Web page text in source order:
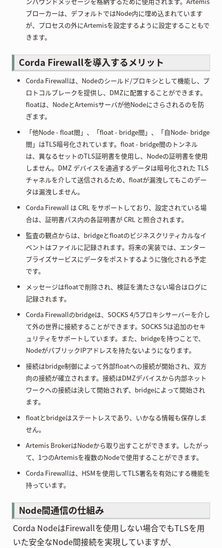
ブローカーは、デフォルトではNode内に埋め込まれています
が、プロセスの外にArtemisを設定するように設定することもで
きます。
Corda Firewallを導入するメリット
Corda Firewallは、Nodeのシールド/プロキシとして機能し、プ
ロトコルブレークを提供し、DMZに配置することができます。
floatは、NodeとArtemisサーバが他Nodeにさらされるのを防
ぎます。
「他Node - float間」、「float - bridge間」、「自Node- bridge
間」はTLS暗号化されています。float - bridge間のトンネル
は、異なるセットのTLS証明書を使用し、Nodeの証明書を使用
しません。DMZ デバイスを通過するデータは暗号化された TLS
チャネルを介して送信されるため、floatが漏洩してもこのデー
タは漏洩しません。
Corda Firewall は CRL をサポートしており、設定されている場
合は、証明書パス内の各証明書が CRL と照合されます。
監査の観点からは、bridgeとfloatのビジネスクリティカルなイ
ベントはファイルに記録されます。将来の実装では、エンター
プライズサービスにデータをポストするように強化される予定
です。
メッセージはfloatで削除され、検証を満たさない場合はログに
記録されます。
Corda Firewallのbridgeは、SOCKS 4/5プロキシサーバーを介し
て外の世界に接続することができます。SOCKS 5は追加のセキ
ュリティをサポートしています。また、bridgeを持つことで、
NodeがパブリックIPアドレスを持たないようになります。
接続はbridge制御によって外部floatへの接続が開始され、双方
向の接続が確立されます。接続はDMZデバイスから内部ネット
ワークへの接続は決して開始されず、bridgeによって開始され
ます。
floatとbridgeはステートレスであり、いかなる情報も保存しま
せん。
Artemis BrokerはNodeから取り出すことができます。したがっ
て、1つのArtemisを複数のNodeで使用することができます。
Corda Firewallは、HSMを使用してTLS署名を有効にする機能を
持っています。
Node間通信の仕組み
Corda NodeはFirewallを使用しない場合でもTLSを用
いた安全なNode間接続を実現していますが、